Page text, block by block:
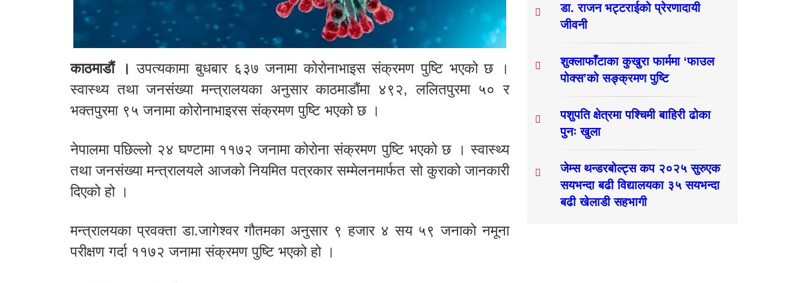
काठमाडौं । उपत्यकामा बुधबार ६३७ जनामा कोरोनाभाइस संक्रमण पुष्टि भएको छ ।
स्वास्थ्य तथा जनसंख्या मन्त्रालयका अनुसार काठमाडौंमा ४९२, ललितपुरमा ५० र
भक्तपुरमा ९५ जनामा कोरोनाभाइरस संक्रमण पुष्टि भएको छ ।
नेपालमा पछिल्लो २४ घण्टामा ११७२ जनामा कोरोना संक्रमण पुष्टि भएको छ । स्वास्थ्य
तथा जनसंख्या मन्त्रालयले आजको नियमित पत्रकार सम्मेलनमार्फत सो कुराको जानकारी
दिएको हो ।
मन्त्रालयका प्रवक्ता डा.जागेश्वर गौतमका अनुसार ९ हजार ४ सय ५९ जनाको नमूना
परीक्षण गर्दा ११७२ जनामा संक्रमण पुष्टि भएको हो ।
डा. राजन भट्टराईको प्रेरणादायी
जीवनी
शुक्लाफाँटाका कुखुरा फार्ममा ‘फाउल
पोक्स’को सङ्क्रमण पुष्टि
पशुपति क्षेत्रमा पश्चिमी बाहिरी ढोका
पुनः खुला
जेम्स थन्डरबोल्ट्स कप २०२५ सुरुएक
सयभन्दा बढी विद्यालयका ३५ सयभन्दा
बढी खेलाडी सहभागी